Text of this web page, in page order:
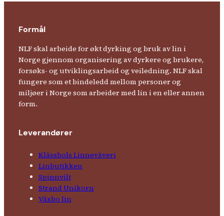
Formål
NLF skal arbeide for økt dyrking og bruk av lin i
Norge gjennom organisering av dyrkere og brukere,
forsøks- og utviklingsarbeid og veiledning. NLF skal
fungere som et bindeledd mellom personer og
miljøer i Norge som arbeider med lin i en eller annen
form.
Leverandører
Klässbols Linne­väveri
Linbutikken
Spinnvilt
Strand Unikorn
Växbo lin